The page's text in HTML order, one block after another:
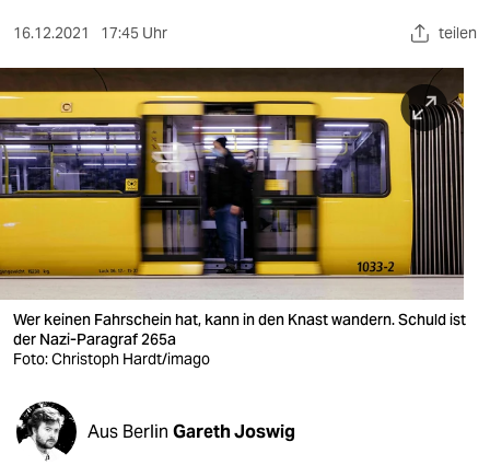
sport
berlin
nord
wahrheit
verlag
verlag
veranstaltungen
fragen & hilfe
16.12.2021 17:45 Uhr teilen
Wer keinen Fahrschein hat, kann in den Knast wandern. Schuld ist
der Nazi-Paragraf 265a
Foto: Christoph Hardt/imago
Aus Berlin Gareth Joswig